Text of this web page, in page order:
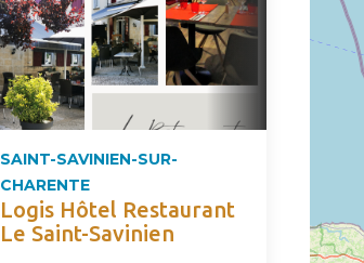
SAINT-SAVINIEN-SUR-
CHARENTE
Logis Hôtel Restaurant
Le Saint-Savinien